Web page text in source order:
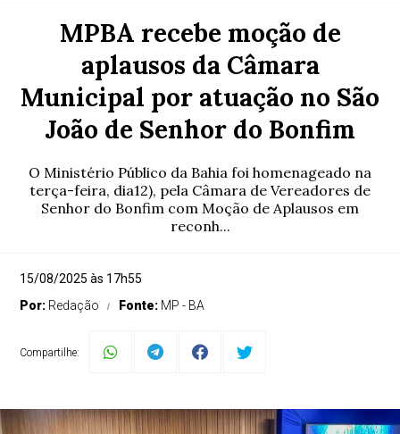
MPBA recebe moção de
aplausos da Câmara
Municipal por atuação no São
João de Senhor do Bonfim
O Ministério Público da Bahia foi homenageado na
terça-feira, dia12), pela Câmara de Vereadores de
Senhor do Bonfim com Moção de Aplausos em
reconh...
15/08/2025 às 17h55
Por: Redação Fonte: MP - BA
Compartilhe: